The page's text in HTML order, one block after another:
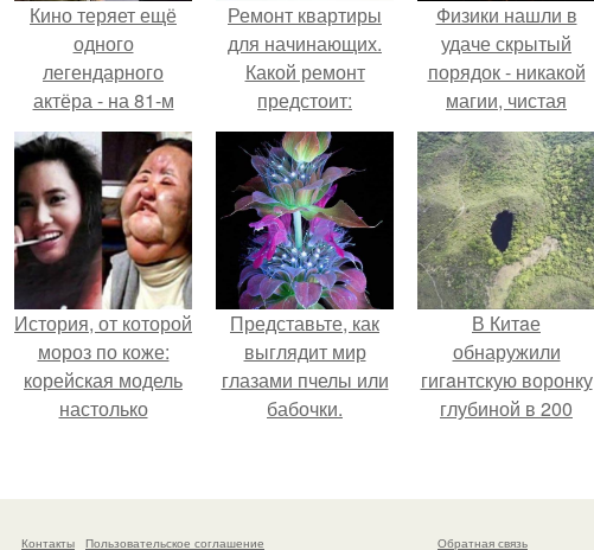
Кино теряет ещё
одного
легендарного
актёра - на 81-м
году жизни не стало
Винсента пасторе.
Ремонт квартиры
для начинающих.
Какой ремонт
предстоит:
косметический или
капитальный
Физики нашли в
удаче скрытый
порядок - никакой
магии, чистая
квантовая
механика.
История, от которой
мороз по коже:
корейская модель
настолько
вколола себе в
Представьте, как
выглядит мир
глазами пчелы или
бабочки.
В Китaе
обнаружили
гигaнтскую воронку
глубиной в 200
лесом внутри.
Контакты Пользовательское соглашение Обратная связь